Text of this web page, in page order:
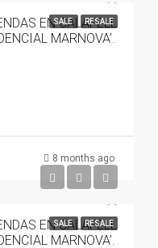
SALE RESALE
EN CALAFELL
MARNOVA’.
8 months ago
SALE RESALE
EN CALAFELL
MARNOVA’.